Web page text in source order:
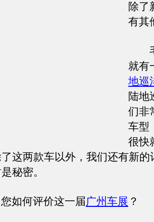
除了
有其
毛
就有
地巡
陆地
们非
车型
很快
这两款车以外，我们还有新的
秘密。
如何评价这一届广州车展 ？